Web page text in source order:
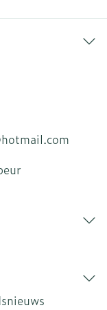
hotmail.com